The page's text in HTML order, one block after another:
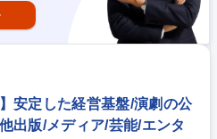
安定した経営基盤/演劇の公
出版/メディア/芸能/エンタ